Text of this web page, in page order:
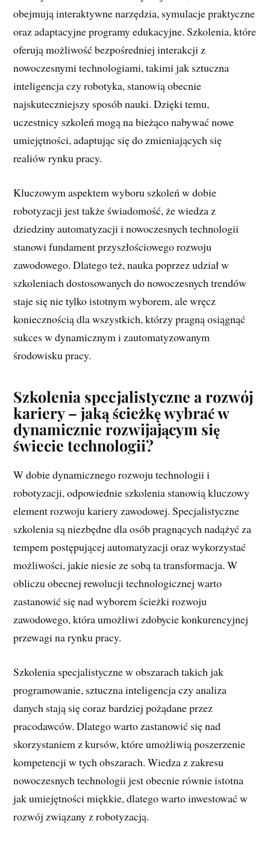
obejmują interaktywne narzędzia, symulacje praktyczne
oraz adaptacyjne programy edukacyjne. Szkolenia, które
oferują możliwość bezpośredniej interakcji z
nowoczesnymi technologiami, takimi jak sztuczna
inteligencja czy robotyka, stanowią obecnie
najskuteczniejszy sposób nauki. Dzięki temu,
uczestnicy szkoleń mogą na bieżąco nabywać nowe
umiejętności, adaptując się do zmieniających się
realiów rynku pracy.
Kluczowym aspektem wyboru szkoleń w dobie
robotyzacji jest także świadomość, że wiedza z
dziedziny automatyzacji i nowoczesnych technologii
stanowi fundament przyszłościowego rozwoju
zawodowego. Dlatego też, nauka poprzez udział w
szkoleniach dostosowanych do nowoczesnych trendów
staje się nie tylko istotnym wyborem, ale wręcz
koniecznością dla wszystkich, którzy pragną osiągnąć
sukces w dynamicznym i zautomatyzowanym
środowisku pracy.
Szkolenia specjalistyczne a rozwój
kariery – jaką ścieżkę wybrać w
dynamicznie rozwijającym się
świecie technologii?
W dobie dynamicznego rozwoju technologii i
robotyzacji, odpowiednie szkolenia stanowią kluczowy
element rozwoju kariery zawodowej. Specjalistyczne
szkolenia są niezbędne dla osób pragnących nadążyć za
tempem postępującej automatyzacji oraz wykorzystać
możliwości, jakie niesie ze sobą ta transformacja. W
obliczu obecnej rewolucji technologicznej warto
zastanowić się nad wyborem ścieżki rozwoju
zawodowego, która umożliwi zdobycie konkurencyjnej
przewagi na rynku pracy.
Szkolenia specjalistyczne w obszarach takich jak
programowanie, sztuczna inteligencja czy analiza
danych stają się coraz bardziej pożądane przez
pracodawców. Dlatego warto zastanowić się nad
skorzystaniem z kursów, które umożliwią poszerzenie
kompetencji w tych obszarach. Wiedza z zakresu
nowoczesnych technologii jest obecnie równie istotna
jak umiejętności miękkie, dlatego warto inwestować w
rozwój związany z robotyzacją.